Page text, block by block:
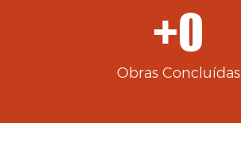
Obras Concluídas
+0